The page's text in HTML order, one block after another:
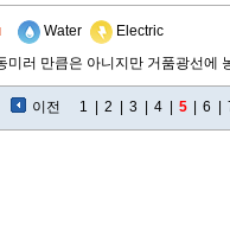
Water
Electric
미러 만큼은 아니지만 거품광선에
이전 1 2 3 4 5 6